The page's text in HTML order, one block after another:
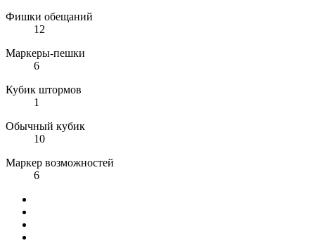
Фишки обещаний
12
Маркеры-пешки
6
Кубик штормов
1
Обычный кубик
10
Маркер возможностей
6